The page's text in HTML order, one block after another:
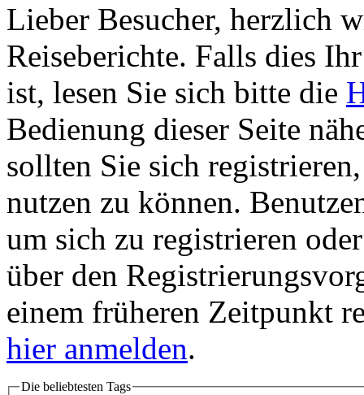
Lieber Besucher, herzlich
Reiseberichte. Falls dies
ist, lesen Sie sich bitte die
Bedienung dieser Seite
sollten Sie sich
nutzen zu können.
um sich zu registrieren
über den
einem früheren Zeitpunkt
hier anmelden.
Die beliebtesten Tags